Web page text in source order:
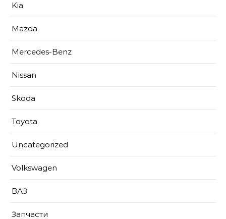
Kia
Mazda
Mercedes-Benz
Nissan
Skoda
Toyota
Uncategorized
Volkswagen
ВАЗ
Запчасти